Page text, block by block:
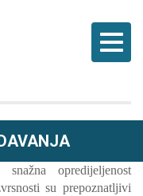
opredijeljenost
su prepoznatljivi